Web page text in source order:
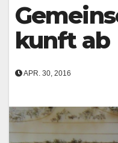
kunft ab
APR. 30, 2016